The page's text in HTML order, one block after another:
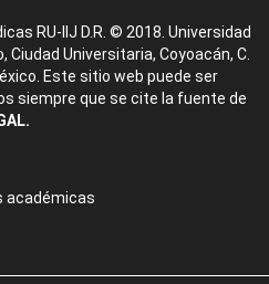
RU-IIJ D.R. © 2018. Universidad
Ciudad Universitaria, Coyoacán, C.
Este sitio web puede ser
siempre que se cite la fuente de
académicas